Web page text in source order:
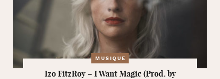
MUSIQUE
Izo FitzRoy – I Want Magic (Prod. by